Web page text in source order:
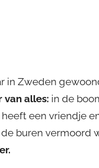
in Zweden
van alles: in de
een vriendje
de buren